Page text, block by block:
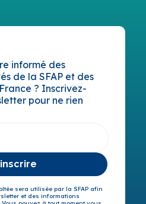
informé des
de la SFAP et des
? Inscrivez-
pour ne rien
sera utilisée par la SFAP afin
et des informations